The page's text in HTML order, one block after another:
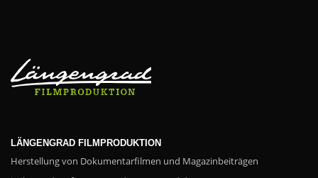
LÄNGENGRAD FILMPRODUKTION
Herstellung von Dokumentarfilmen und Magazinbeiträgen